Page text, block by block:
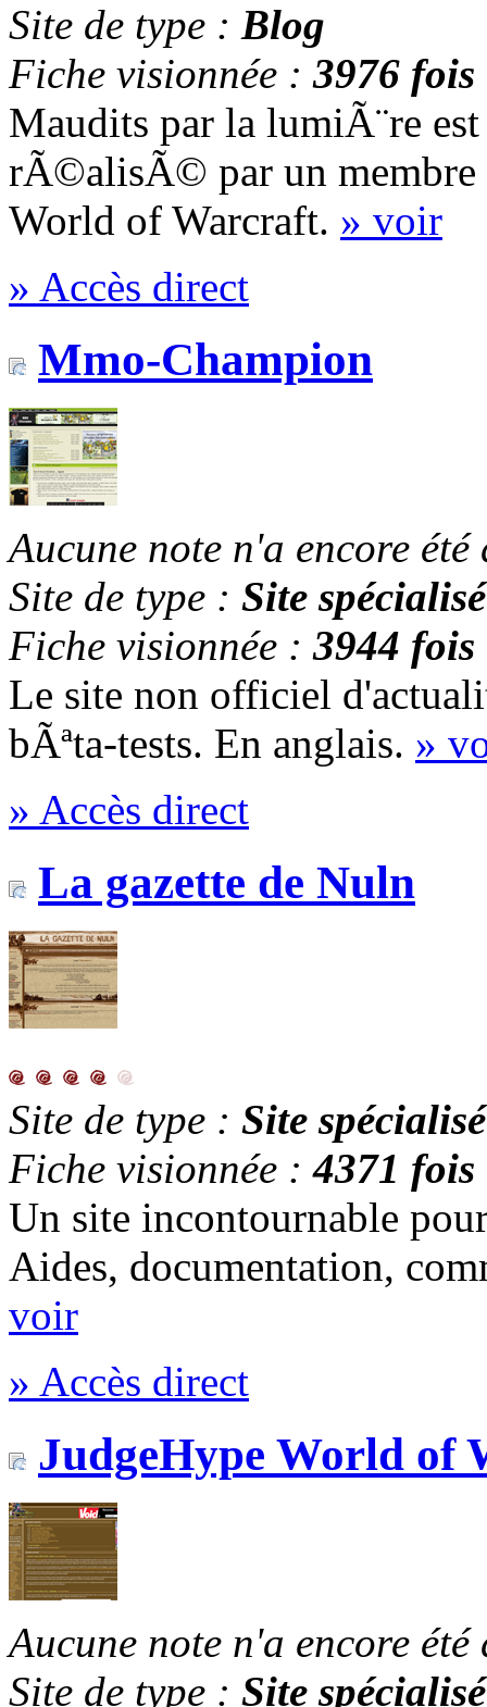
Site de type : Blog
Fiche visionnée :3976 fois
Maudits par la lumiÃ¨re
rÃ©alisÃ© par un membre
World of Warcraft. » voir
» Accès direct
Mmo-Champion
Aucune note n'a encore été
Site de type : Site spécialisé
Fiche visionnée :3944 fois
Le site non officiel
bÃªta-tests. En anglais. »
» Accès direct
La gazette de Nuln
Site de type : Site spécialisé
Fiche visionnée :4371 fois
Un site incontournable
Aides, documentation,
voir
» Accès direct
JudgeHype World of
Aucune note n'a encore été
Site de type : Site spécialisé